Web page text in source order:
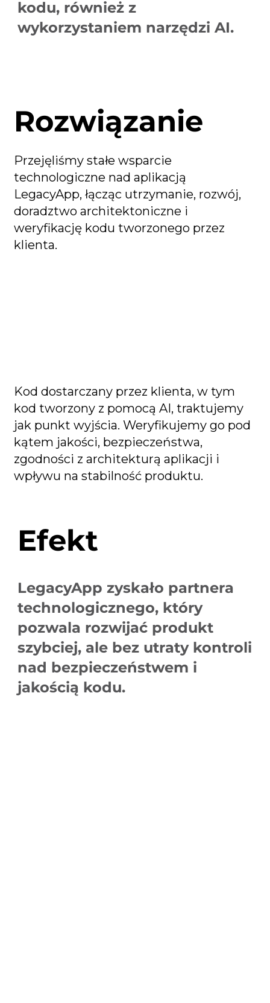
kodu, również z
wykorzystaniem narzędzi AI.
Rozwiązanie
Przejęliśmy stałe wsparcie
technologiczne nad aplikacją
LegacyApp, łącząc utrzymanie, rozwój,
doradztwo architektoniczne i
weryfikację kodu tworzonego przez
klienta.
Kod dostarczany przez klienta, w tym
kod tworzony z pomocą AI, traktujemy
jak punkt wyjścia. Weryfikujemy go pod
kątem jakości, bezpieczeństwa,
zgodności z architekturą aplikacji i
wpływu na stabilność produktu.
Efekt
LegacyApp zyskało partnera
technologicznego, który
pozwala rozwijać produkt
szybciej, ale bez utraty kontroli
nad bezpieczeństwem i
jakością kodu.